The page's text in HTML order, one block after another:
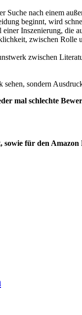
nach einem
beginnt, wird
Inszenierung, die
zwischen Rolle
zwischen
sondern
mal schlechte
für den